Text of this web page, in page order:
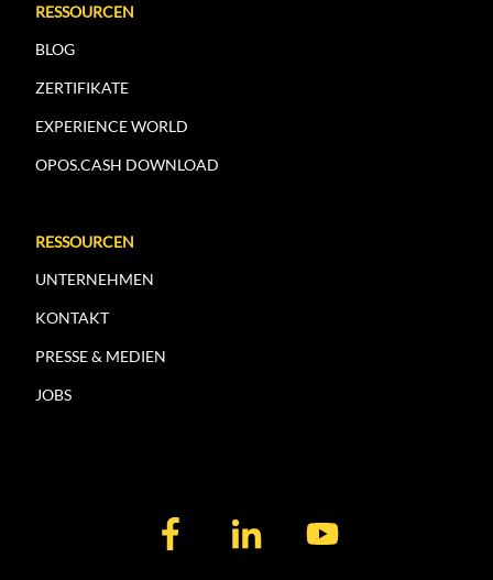
RESSOURCEN
BLOG
ZERTIFIKATE
EXPERIENCE WORLD
OPOS.CASH DOWNLOAD
RESSOURCEN
UNTERNEHMEN
KONTAKT
PRESSE & MEDIEN
JOBS